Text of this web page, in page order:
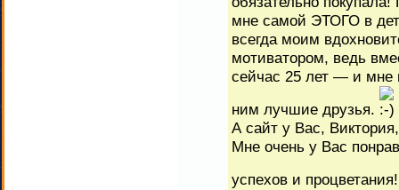
мне самой ЭТОГО в
всегда моим
мотиватором, ведь
сейчас 25 лет — и мне
ним лучшие друзья.
А сайт у Вас,
Мне очень у Вас
успехов и